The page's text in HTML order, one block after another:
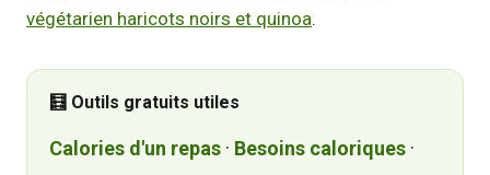
végétarien haricots noirs et quinoa.
🧮 Outils gratuits utiles
Calories d'un repas · Besoins caloriques ·